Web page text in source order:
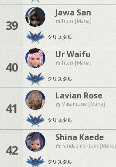
39
Jawa San
Titan [Mana]
クリスタル
40
Ur Waifu
Titan [Mana]
クリスタル
41
Lavian Rose
Masamune [Mana]
クリスタル
42
Shina Kaede
Pandaemonium [Mana]
クリスタル